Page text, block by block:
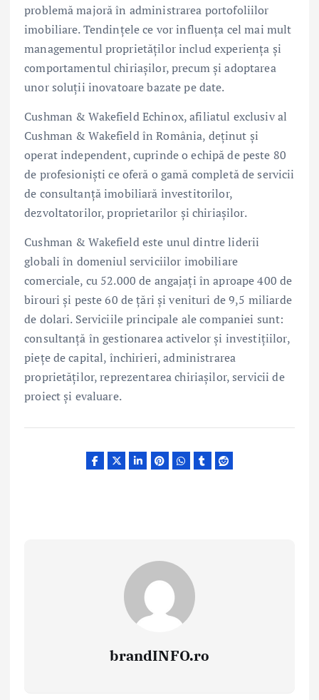
problemă majoră în administrarea portofoliilor
imobiliare. Tendințele ce vor influența cel mai mult
managementul proprietăților includ experiența și
comportamentul chiriașilor, precum și adoptarea
unor soluții inovatoare bazate pe date.
Cushman & Wakefield Echinox, afiliatul exclusiv al
Cushman & Wakefield în România, deținut și
operat independent, cuprinde o echipă de peste 80
de profesioniști ce oferă o gamă completă de servicii
de consultanţă imobiliară investitorilor,
dezvoltatorilor, proprietarilor și chiriașilor.
Cushman & Wakefield este unul dintre liderii
globali în domeniul serviciilor imobiliare
comerciale, cu 52.000 de angajați în aproape 400 de
birouri și peste 60 de țări și venituri de 9,5 miliarde
de dolari. Serviciile principale ale companiei sunt:
consultanță în gestionarea activelor şi investițiilor,
piețe de capital, închirieri, administrarea
proprietăților, reprezentarea chiriașilor, servicii de
proiect și evaluare.
brandINFO.ro